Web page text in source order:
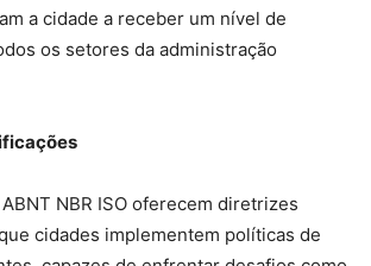
a cidade a receber um nível de
os setores da administração
NBR ISO oferecem diretrizes
cidades implementem políticas de